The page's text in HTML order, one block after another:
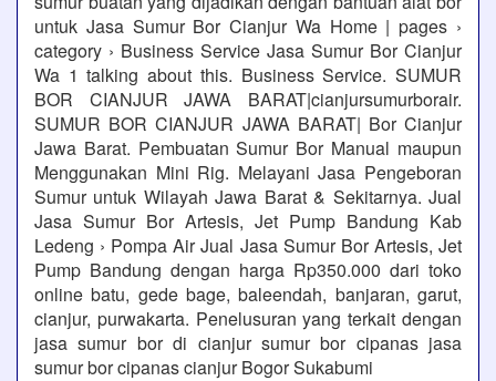
untuk Jasa Sumur Bor Cianjur Wa Home | pages ›
category › Business Service Jasa Sumur Bor Cianjur
Wa 1 talking about this. Business Service. SUMUR
BOR CIANJUR JAWA BARAT|cianjursumurborair.
SUMUR BOR CIANJUR JAWA BARAT| Bor Cianjur
Jawa Barat. Pembuatan Sumur Bor Manual maupun
Menggunakan Mini Rig. Melayani Jasa Pengeboran
Sumur untuk Wilayah Jawa Barat & Sekitarnya. Jual
Jasa Sumur Bor Artesis, Jet Pump Bandung Kab
Ledeng › Pompa Air Jual Jasa Sumur Bor Artesis, Jet
Pump Bandung dengan harga Rp350.000 dari toko
online batu, gede bage, baleendah, banjaran, garut,
cianjur, purwakarta. Penelusuran yang terkait dengan
jasa sumur bor di cianjur sumur bor cipanas jasa
sumur bor cipanas cianjur Bogor Sukabumi